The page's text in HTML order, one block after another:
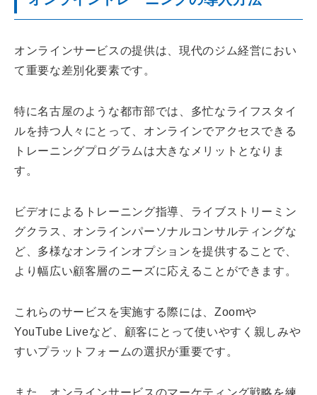
オンラインサービスの提供は、現代のジム経営におい
て重要な差別化要素です。
特に名古屋のような都市部では、多忙なライフスタイ
ルを持つ人々にとって、オンラインでアクセスできる
トレーニングプログラムは大きなメリットとなりま
す。
ビデオによるトレーニング指導、ライブストリーミン
グクラス、オンラインパーソナルコンサルティングな
ど、多様なオンラインオプションを提供することで、
より幅広い顧客層のニーズに応えることができます。
これらのサービスを実施する際には、Zoomや
YouTube Liveなど、顧客にとって使いやすく親しみや
すいプラットフォームの選択が重要です。